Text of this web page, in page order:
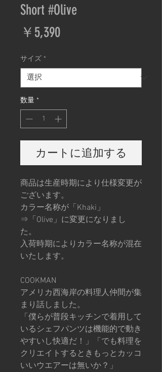
Short #Olive
￥5,390価
サイズ *
数量 *
カートに追加する
商品は生産時期により仕様変更が
ございます。
カラー名称が「Khaki」
⇒「Olive」に変更になりまし
た。
入荷時期によりカラー名称が混在
いたします。
COOKMAN
アメリカ西海岸の料理人仲間が集
まり話しました。
「僕らが普段キッチンで着用して
いるシェフパンツは機能的で動き
やすいし快適だ！」「でも料理を
クリエイトするときもっとカッコ
いいウエアーは無いか？」